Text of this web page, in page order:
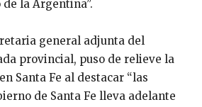
la Argentina”.
general adjunta del
provincial, puso de relieve la
Santa Fe al destacar “las
de Santa Fe lleva adelante